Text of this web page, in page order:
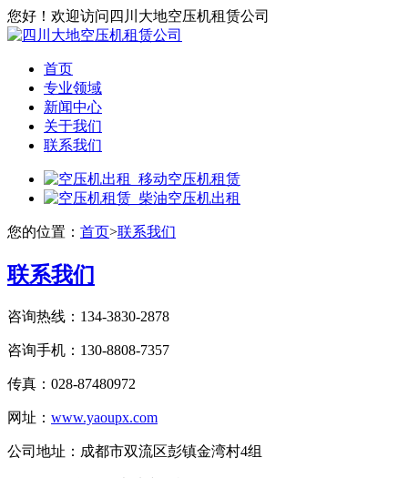
您好！欢迎访问四川大地空压机租赁公司
首页
专业领域
新闻中心
关于我们
联系我们
您的位置： 首页>联系我们
联系我们
咨询热线：134-3830-2878
咨询手机：130-8808-7357
传真：028-87480972
网址： www.yaoupx.com
公司地址：成都市双流区彭镇金湾村4组